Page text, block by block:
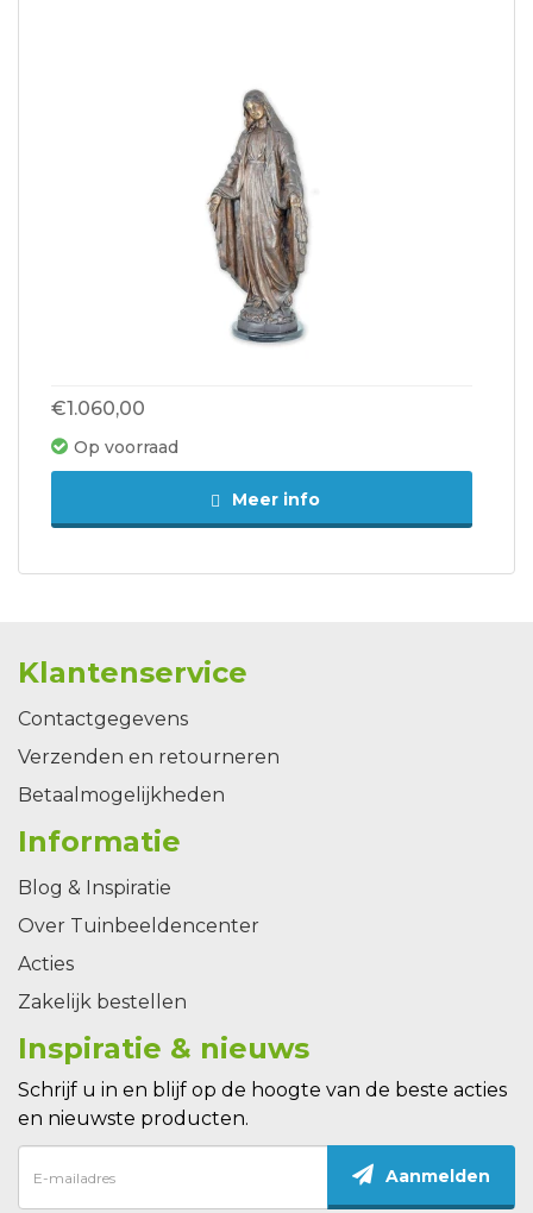
€1.060,00
Op voorraad
Meer info
Klantenservice
Contactgegevens
Verzenden en retourneren
Betaalmogelijkheden
Informatie
Blog & Inspiratie
Over Tuinbeeldencenter
Acties
Zakelijk bestellen
Inspiratie & nieuws
Schrijf u in en blijf op de hoogte van de beste acties
en nieuwste producten.
Aanmelden